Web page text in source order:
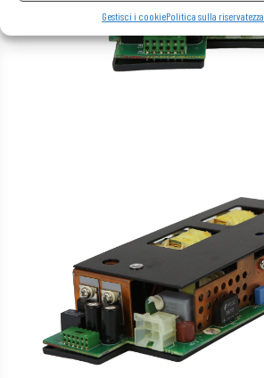
Gestisci i cookiePolitica sulla riservatezza